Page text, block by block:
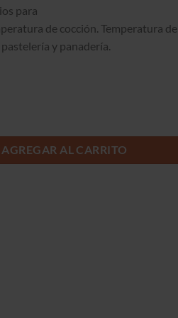
para
de cocción. Temperatura de
y panadería.
AGREGAR AL CARRITO